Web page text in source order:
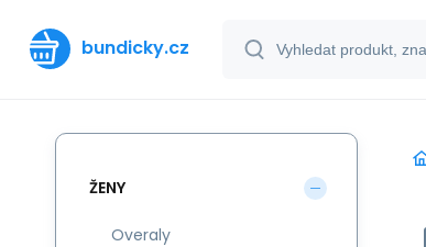
bundicky.cz
ŽENY
Overaly